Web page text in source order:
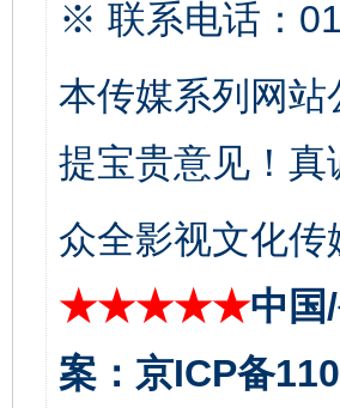
※ 联系电话：
本传媒系列网
提宝贵意见！
众全影视文化
★★★★★中国
案：京ICP备